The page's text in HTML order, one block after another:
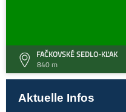
FAČKOVSKÉ SEDLO-KĽAK
840 m
Aktuelle Infos